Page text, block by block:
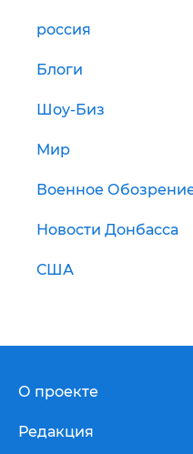
россия
Блоги
Шоу-Биз
Мир
Военное
Новости Донбасса
США
О проекте
Редакция